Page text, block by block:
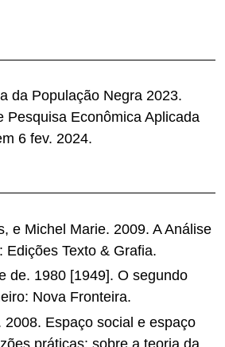
da População Negra 2023.
Pesquisa Econômica Aplicada
6 fev. 2024.
e Michel Marie. 2009. A Análise
Edições Texto & Grafia.
de. 1980 [1949]. O segundo
Nova Fronteira.
2008. Espaço social e espaço
práticas: sobre a teoria da